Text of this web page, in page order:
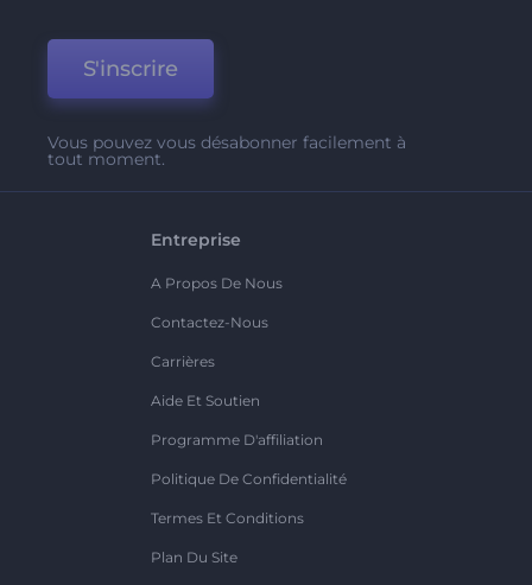
S'inscrire
Vous pouvez vous désabonner facilement à
tout moment.
Entreprise
A Propos De Nous
Contactez-Nous
Carrières
Aide Et Soutien
Programme D'affiliation
Politique De Confidentialité
Termes Et Conditions
Plan Du Site